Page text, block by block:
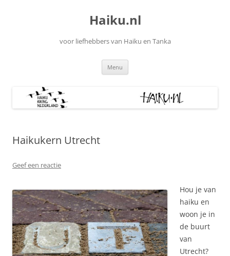
Haiku.nl
voor liefhebbers van Haiku en Tanka
Menu
Haikukern Utrecht
Geef een reactie
Hou je van
haiku en
woon je in
de buurt
van
Utrecht?